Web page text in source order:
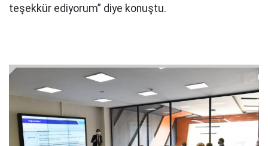
teşekkür ediyorum” diye konuştu.